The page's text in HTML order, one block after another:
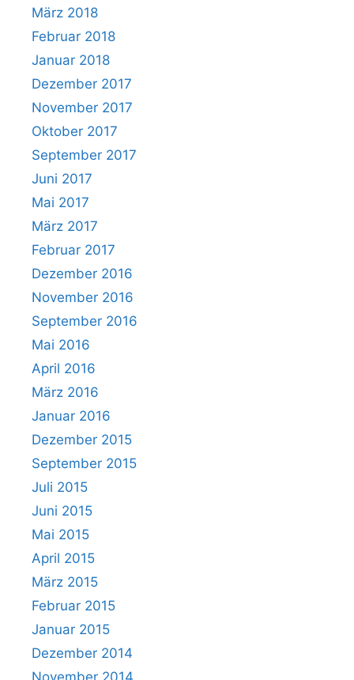
März 2018
Februar 2018
Januar 2018
Dezember 2017
November 2017
Oktober 2017
September 2017
Juni 2017
Mai 2017
März 2017
Februar 2017
Dezember 2016
November 2016
September 2016
Mai 2016
April 2016
März 2016
Januar 2016
Dezember 2015
September 2015
Juli 2015
Juni 2015
Mai 2015
April 2015
März 2015
Februar 2015
Januar 2015
Dezember 2014
November 2014